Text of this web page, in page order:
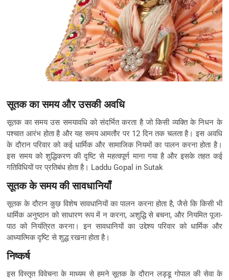
सूतक का समय और उसकी अवधि
सूतक का समय उस समयावधि को संदर्भित करता है जो किसी व्यक्ति के निधन के
पश्चात आरंभ होता है और यह समय आमतौर पर 12 दिन तक चलता है। इस अवधि
के दौरान परिवार को कई धार्मिक और सामाजिक नियमों का पालन करना होता है।
इस समय को शुद्धिकरण की दृष्टि से महत्वपूर्ण माना गया है और इसके तहत कई
गतिविधियों पर प्रतिबंध होता है। Laddu Gopal in Sutak
सूतक के समय की सावधानियाँ
सूतक के दौरान कुछ विशेष सावधानियों का पालन करना होता है, जैसे कि किसी भी
धार्मिक अनुष्ठान को साधारण रूप में न करना, अशुद्धि से बचना, और नियमित पूजा-
पाठ को नियंत्रित करना। इन सावधानियों का उद्देश्य परिवार को धार्मिक और
आध्यात्मिक दृष्टि से शुद्ध रखना होता है।
निष्कर्ष
इस विस्तृत विवेचना के माध्यम से हमने सूतक के दौरान लड्डू गोपाल की सेवा के